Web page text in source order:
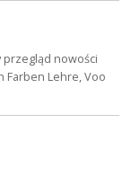
przegląd nowości
Farben Lehre, Voo